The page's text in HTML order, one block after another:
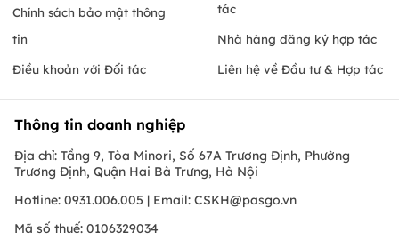
Chính sách bảo mật thông
tin
Điều khoản với Đối tác
tác
Nhà hàng đăng ký hợp tác
Liên hệ về Đầu tư & Hợp tác
Thông tin doanh nghiệp
Địa chỉ: Tầng 9, Tòa Minori, Số 67A Trương Định, Phường
Trương Định, Quận Hai Bà Trưng, Hà Nội
Hotline: 0931.006.005 | Email: CSKH@pasgo.vn
Mã số thuế: 0106329034